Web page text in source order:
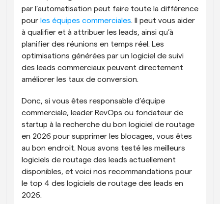
par l’automatisation peut faire toute la différence
pour les équipes commerciales. Il peut vous aider
à qualifier et à attribuer les leads, ainsi qu’à
planifier des réunions en temps réel. Les
optimisations générées par un logiciel de suivi
des leads commerciaux peuvent directement
améliorer les taux de conversion.
Donc, si vous êtes responsable d’équipe
commerciale, leader RevOps ou fondateur de
startup à la recherche du bon logiciel de routage
en 2026 pour supprimer les blocages, vous êtes
au bon endroit. Nous avons testé les meilleurs
logiciels de routage des leads actuellement
disponibles, et voici nos recommandations pour
le top 4 des logiciels de routage des leads en
2026.